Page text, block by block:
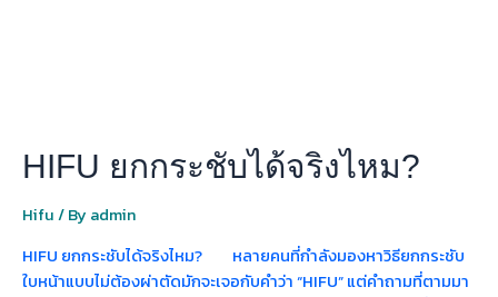
HIFU ยกกระชับได้จริงไหม?
Hifu/ By admin
HIFU ยกกระชับได้จริงไหม? หลายคนที่กำลังมองหาวิธียกกระชับ
ใบหน้าแบบไม่ต้องผ่าตัดมักจะเจอกับคำว่า “HIFU” แต่คำถามที่ตามมา